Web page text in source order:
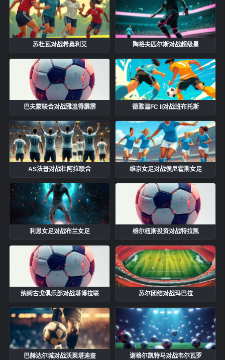
苏杜瓦对战希奥利艾 陶格夫匹尔斯对战超级星
巴夫蒙联合对战雅温得霹雳 德雅温FC II对战班布托斯
AS法普对战杜阿拉联合 维京女足对战侯尼霍斯女足
利恩女足对战布兰女足 维尔纽斯投资对战特拉凯
纳姆古戈俱乐部对战塔博拉联 苏尔团结对战玛巴拉
巴赫达尔城对战沃莱塔迪查 谢格尔凯特马对战韦尔瓦罗